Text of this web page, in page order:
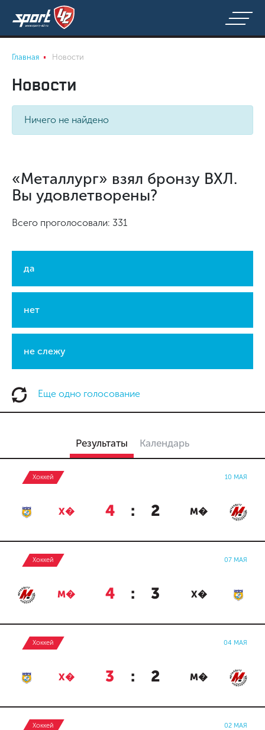
Главная Новости
Новости
Ничего не найдено
«Металлург» взял бронзу ВХЛ.
Вы удовлетворены?
Всего проголосовали: 331
да
нет
не слежу
Еще одно голосование
Результаты Календарь
Хоккей 10 МАЯ
Х� 4 : 2 М�
Хоккей 07 МАЯ
М� 4 : 3 Х�
Хоккей 04 МАЯ
Х� 3 : 2 М�
Хоккей 02 МАЯ